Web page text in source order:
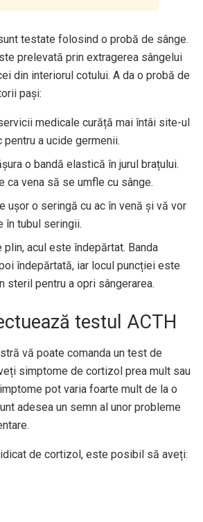
testate folosind o probă de sânge.
prelevată prin extragerea sângelui
din interiorul cotului. A da o probă de
pași:
medicale curăță mai întâi site-ul
pentru a ucide germenii.
o bandă elastică în jurul brațului.
ca vena să se umfle cu sânge.
ușor o seringă cu ac în venă și vă vor
în tubul seringii.
plin, acul este îndepărtat. Banda
îndepărtată, iar locul puncției este
steril pentru a opri sângerarea.
testul ACTH
vă poate comanda un test de
simptome de cortizol prea mult sau
pot varia foarte mult de la o
adesea un semn al unor probleme
de cortizol, este posibil să aveți: